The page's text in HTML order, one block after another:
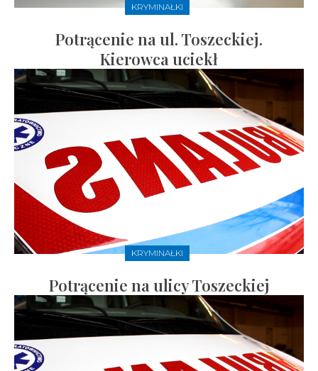
KRYMINAŁKI
Potrącenie na ul. Toszeckiej.
Kierowca uciekł
KRYMINAŁKI
Potrącenie na ulicy Toszeckiej